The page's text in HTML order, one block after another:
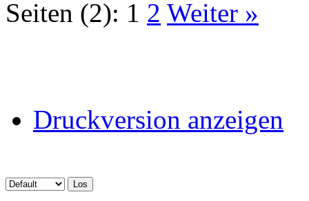
Seiten (2): 1 2 Weiter »
Druckversion anzeigen